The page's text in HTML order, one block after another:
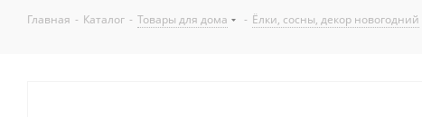
Главная - Каталог - Товары для дома - Ёлки, сосны, декор новогодний